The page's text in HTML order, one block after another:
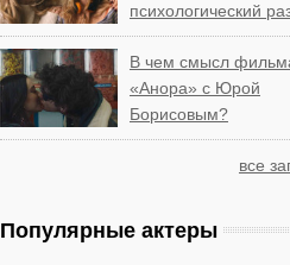
психологический
В чем смысл
«Анора» с Юрой
Борисовым?
все
Популярные актеры